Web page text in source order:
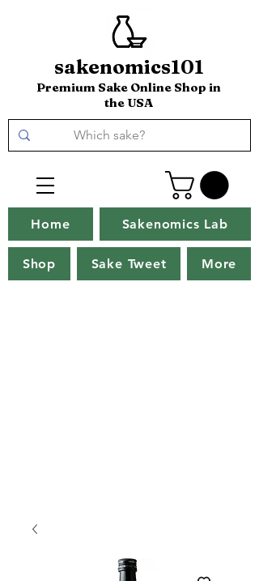
sakenomics101
Premium Sake Online Shop in
the USA
Home Sakenomics Lab
Shop Sake Tweet More